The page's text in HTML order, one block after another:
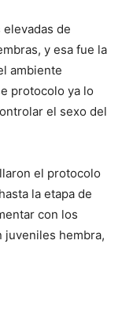
de
y esa fue la
ambiente
protocolo ya lo
el sexo del
el protocolo
la etapa de
con los
juveniles hembra,